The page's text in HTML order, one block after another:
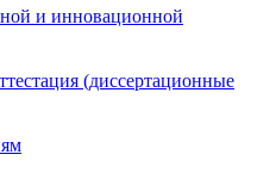
и инновационной
(диссертационные